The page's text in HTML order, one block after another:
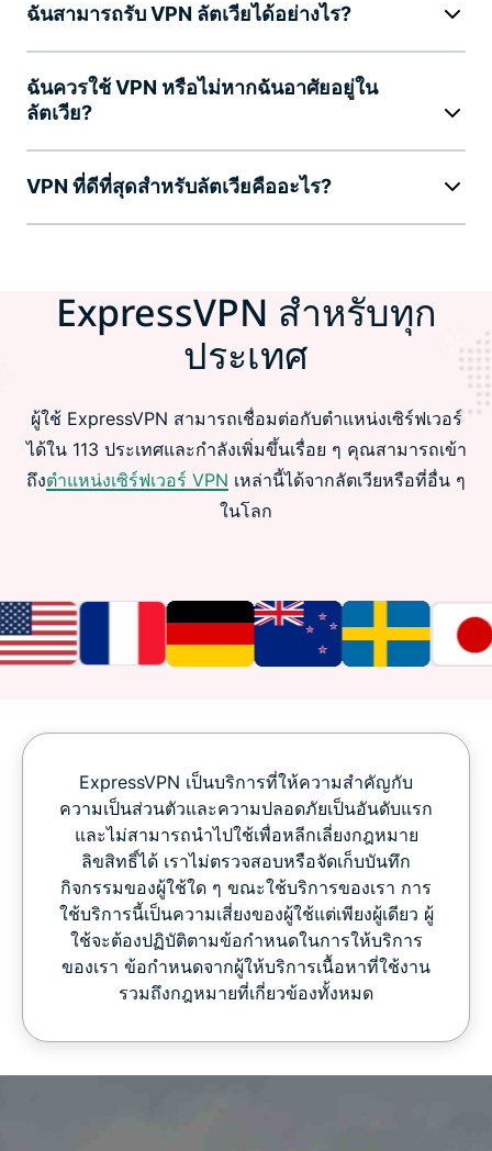
ฉันสามารถรับ VPN ลัตเวียได้อย่างไร?
ฉันควรใช้ VPN หรือไม่หากฉันอาศัยอยู่ใน
ลัตเวีย?
VPN ที่ดีที่สุดสำหรับลัตเวียคืออะไร?
ExpressVPN สำหรับทุก
ประเทศ
ผู้ใช้ ExpressVPN สามารถเชื่อมต่อกับตำแหน่งเซิร์ฟเวอร์
ได้ใน 113 ประเทศและกำลังเพิ่มขึ้นเรื่อย ๆ คุณสามารถเข้า
ถึงตำแหน่งเซิร์ฟเวอร์ VPN เหล่านี้ได้จากลัตเวียหรือที่อื่น ๆ
ในโลก
ExpressVPN เป็นบริการที่ให้ความสำคัญกับ
ความเป็นส่วนตัวและความปลอดภัยเป็นอันดับแรก
และไม่สามารถนำไปใช้เพื่อหลีกเลี่ยงกฎหมาย
ลิขสิทธิ์ได้ เราไม่ตรวจสอบหรือจัดเก็บบันทึก
กิจกรรมของผู้ใช้ใด ๆ ขณะใช้บริการของเรา การ
ใช้บริการนี้เป็นความเสี่ยงของผู้ใช้แต่เพียงผู้เดียว ผู้
ใช้จะต้องปฏิบัติตามข้อกำหนดในการให้บริการ
ของเรา ข้อกำหนดจากผู้ให้บริการเนื้อหาที่ใช้งาน
รวมถึงกฎหมายที่เกี่ยวข้องทั้งหมด